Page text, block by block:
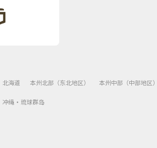
北海道 本州北部（东北地区） 本州中部（中部地区）
冲绳・琉球群岛